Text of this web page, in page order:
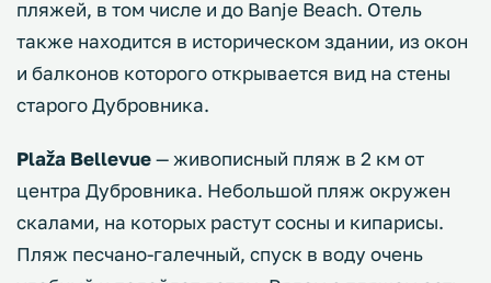
пляжей, в том числе и до Banje Beach. Отель
также находится в историческом здании, из окон
и балконов которого открывается вид на стены
старого Дубровника.
Plaža Bellevue— живописный пляж в 2 км от
центра Дубровника. Небольшой пляж окружен
скалами, на которых растут сосны и кипарисы.
Пляж песчано-галечный, спуск в воду очень